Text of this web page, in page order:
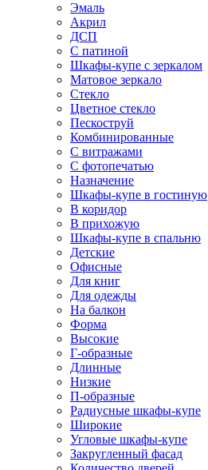
Эмаль
Акрил
ДСП
С патиной
Шкафы-купе с зеркалом
Матовое зеркало
Стекло
Цветное стекло
Пескоструй
Комбинированные
С витражами
С фотопечатью
Назначение
Шкафы-купе в гостиную
В коридор
В прихожую
Шкафы-купе в спальню
Детские
Офисные
Для книг
Для одежды
На балкон
Форма
Высокие
Г-образные
Длинные
Низкие
П-образные
Радиусные шкафы-купе
Широкие
Угловые шкафы-купе
Закругленный фасад